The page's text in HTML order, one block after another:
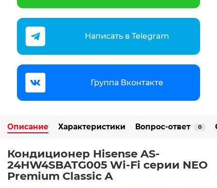
Написать в Telegram
Группа Вконтакте
Описание Характеристики Вопрос-ответ 0
Кондиционер Hisense AS-
24HW4SBATG005 Wi-Fi серии NEO
Premium Classic A